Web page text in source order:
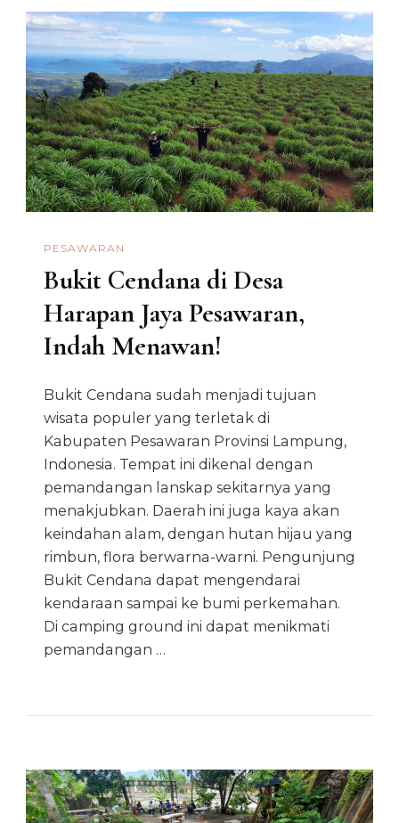
PESAWARAN
Bukit Cendana di Desa
Harapan Jaya Pesawaran,
Indah Menawan!
Bukit Cendana sudah menjadi tujuan
wisata populer yang terletak di
Kabupaten Pesawaran Provinsi Lampung,
Indonesia. Tempat ini dikenal dengan
pemandangan lanskap sekitarnya yang
menakjubkan. Daerah ini juga kaya akan
keindahan alam, dengan hutan hijau yang
rimbun, flora berwarna-warni. Pengunjung
Bukit Cendana dapat mengendarai
kendaraan sampai ke bumi perkemahan.
Di camping ground ini dapat menikmati
pemandangan …